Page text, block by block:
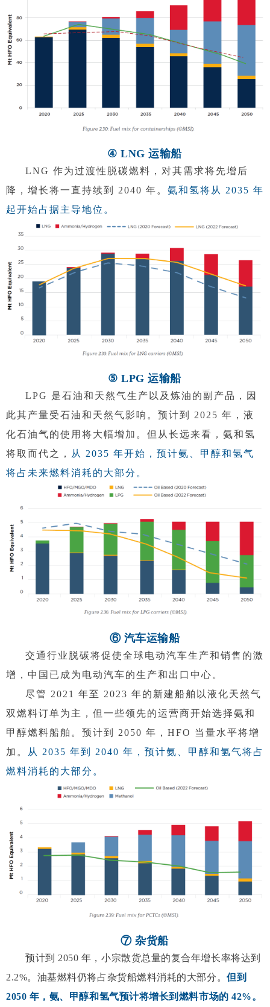
④ LNG 运输船
LNG 作为过渡性脱碳燃料，对其需求将先增后
降，增长将一直持续到 2040 年。 氨和氢将从 2035 年
起开始占据主导地位。
⑤ LPG 运输船
LPG 是石油和天然气生产以及炼油的副产品，因
此其产量受石油和天然气影响。预计到 2025 年，液
化石油气的使用将大幅增加。但从长远来看，氨和氢
将取而代之，
从 2035 年开始，预计氨、甲醇和氢气
将占未来燃料消耗的大部分。
⑥ 汽车运输船
交通行业脱碳将促使全球电动汽车生产和销售的激
增，中国已成为电动汽车的生产和出口中心。
尽管 2021 年至 2023 年的新建船舶以液化天然气
双燃料订单为主，但一些领先的运营商开始选择氨和
甲醇燃料船舶。预计到 2050 年，HFO 当量水平将增
加。
从 2035 年到 2040 年，预计氨、甲醇和氢气将占
燃料消耗的大部分 。
⑦ 杂货船
预计到 2050 年，小宗散货总量的复合年增长率将达到
2.2%。油基燃料仍将占杂货船燃料消耗的大部分。但到
2050 年，氨、甲醇和氢气预计将增长到燃料市场的 42%。